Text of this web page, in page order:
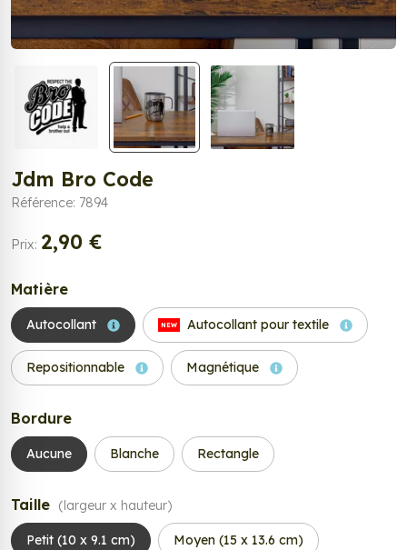
Jdm Bro Code
Référence: 7894
Prix: 2,90 €
Matière
Autocollant NEW Autocollant pour textile
Repositionnable Magnétique
Bordure
Aucune Blanche Rectangle
Taille (largeur x hauteur)
Petit (10 x 9.1 cm) Moyen (15 x 13.6 cm)